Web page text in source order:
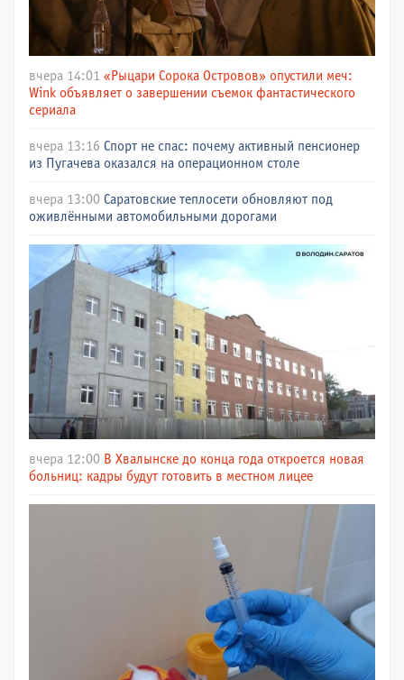
вчера 14:01 «Рыцари Сорока Островов» опустили меч:
Wink объявляет о завершении съемок фантастического
сериала
вчера 13:16 Спорт не спас: почему активный пенсионер
из Пугачева оказался на операционном столе
вчера 13:00 Саратовские теплосети обновляют под
оживлёнными автомобильными дорогами
вчера 12:00 В Хвалынске до конца года откроется новая
больниц: кадры будут готовить в местном лицее